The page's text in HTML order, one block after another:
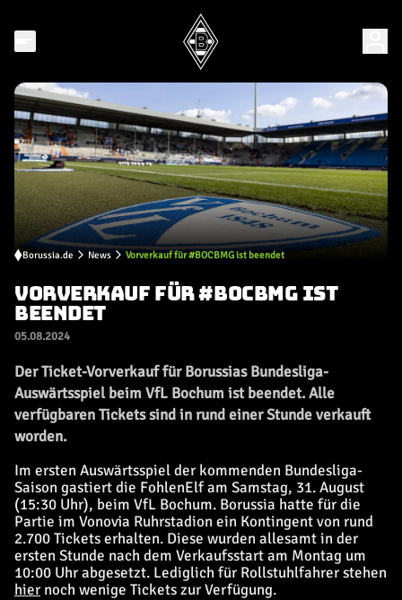
Borussia.de News Vorverkauf für #BOCBMG ist beendet
VORVERKAUF FÜR #BOCBMG IST
BEENDET
05.08.2024
Der Ticket-Vorverkauf für Borussias Bundesliga-
Auswärtsspiel beim VfL Bochum ist beendet. Alle
verfügbaren Tickets sind in rund einer Stunde verkauft
worden.
Im ersten Auswärtsspiel der kommenden Bundesliga-
Saison gastiert die FohlenElf am Samstag, 31. August
(15:30 Uhr), beim VfL Bochum. Borussia hatte für die
Partie im Vonovia Ruhrstadion ein Kontingent von rund
2.700 Tickets erhalten. Diese wurden allesamt in der
ersten Stunde nach dem Verkaufsstart am Montag um
10:00 Uhr abgesetzt. Lediglich für Rollstuhlfahrer stehen
hier noch wenige Tickets zur Verfügung.